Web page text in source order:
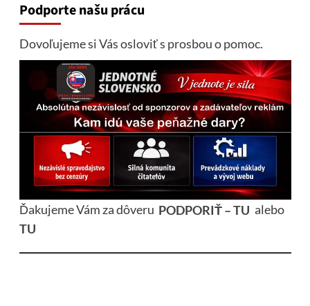
Podporte našu prácu
Dovoľujeme si Vás osloviť s prosbou o pomoc.
Ďakujeme Vám za dôveru PODPORIŤ – TU alebo
TU